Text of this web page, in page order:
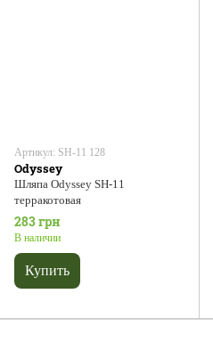
Артикул: SH-11 128
Odyssey
Шляпа Odyssey SH-11
терракотовая
283 грн
В наличии
Купить